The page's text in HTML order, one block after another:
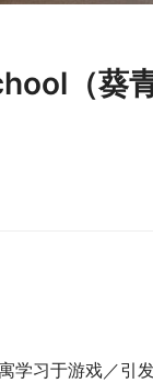
（葵
学习于游戏／引